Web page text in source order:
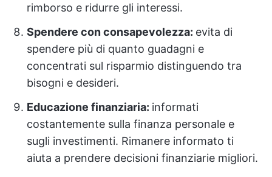
rimborso e ridurre gli interessi.
Spendere con consapevolezza: evita di
spendere più di quanto guadagni e
concentrati sul risparmio distinguendo tra
bisogni e desideri.
Educazione finanziaria: informati
costantemente sulla finanza personale e
sugli investimenti. Rimanere informato ti
aiuta a prendere decisioni finanziarie migliori.